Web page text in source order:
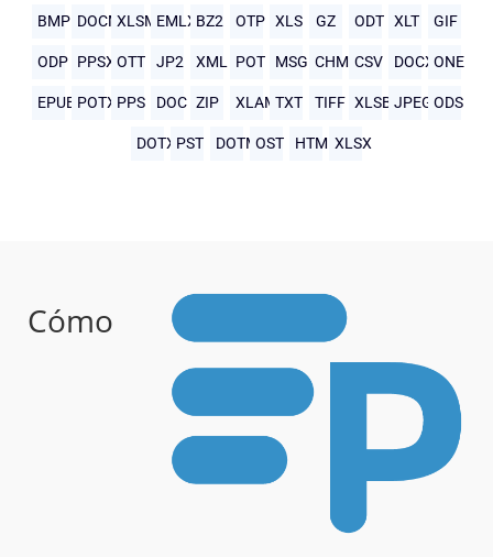
BMP DOCMXLSMEMLXBZ2 OTP XLS GZ ODT XLT GIF
ODP PPSX OTT JP2 XML POT MSG CHM CSV DOCXONE
EPUB POTX PPS DOC ZIP XLAMTXT TIFF XLSB JPEG ODS
DOTX PST DOTMOST HTMLXLSX
Cómo